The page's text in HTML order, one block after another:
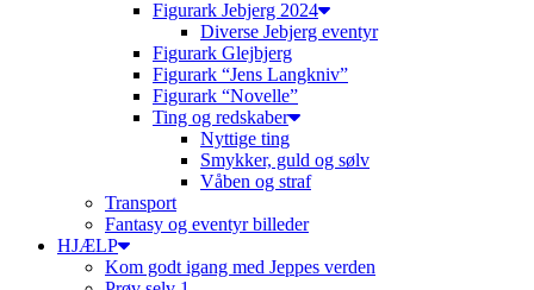
Figurark Jebjerg 2024
Diverse Jebjerg eventyr
Figurark Glejbjerg
Figurark “Jens Langkniv”
Figurark “Novelle”
Ting og redskaber
Nyttige ting
Smykker, guld og sølv
Våben og straf
Transport
Fantasy og eventyr billeder
HJÆLP
Kom godt igang med Jeppes verden